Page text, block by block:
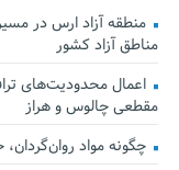
منطقه آزاد ارس در
مناطق آزاد کشور
اعمال محدودیت‌های
مقطعی چالوس و هراز
چگونه مواد